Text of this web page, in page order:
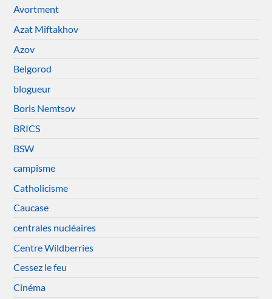
Avortment
Azat Miftakhov
Azov
Belgorod
blogueur
Boris Nemtsov
BRICS
BSW
campisme
Catholicisme
Caucase
centrales nucléaires
Centre Wildberries
Cessez le feu
Cinéma